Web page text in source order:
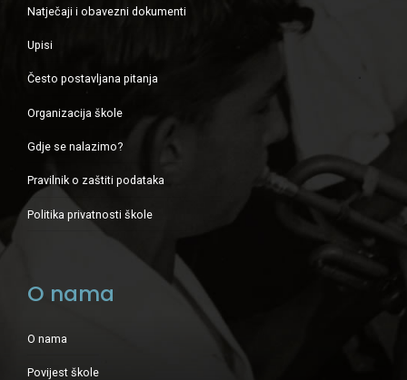
Natječaji i obavezni dokumenti
Upisi
Često postavljana pitanja
Organizacija škole
Gdje se nalazimo?
Pravilnik o zaštiti podataka
Politika privatnosti škole
O nama
O nama
Povijest škole